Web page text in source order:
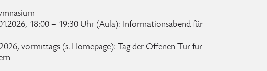
18:00 – 19:30 Uhr (Aula): Informationsabend für
vormittags (s. Homepage): Tag der Offenen Tür für